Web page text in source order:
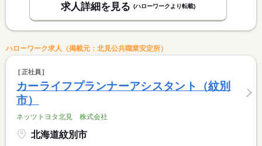
求人詳細を見る (ハローワークより転載)
ハローワーク求人（掲載元：北見公共職業安定所）
正社員
カーライフプランナーアシスタント（紋別
市）
ネッツトヨタ北見 株式会社
北海道紋別市